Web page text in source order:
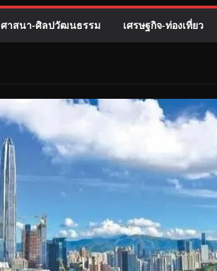
ศาสนา-ศิลปวัฒนธรรม เศรษฐกิจ-ท่องเที่ยว